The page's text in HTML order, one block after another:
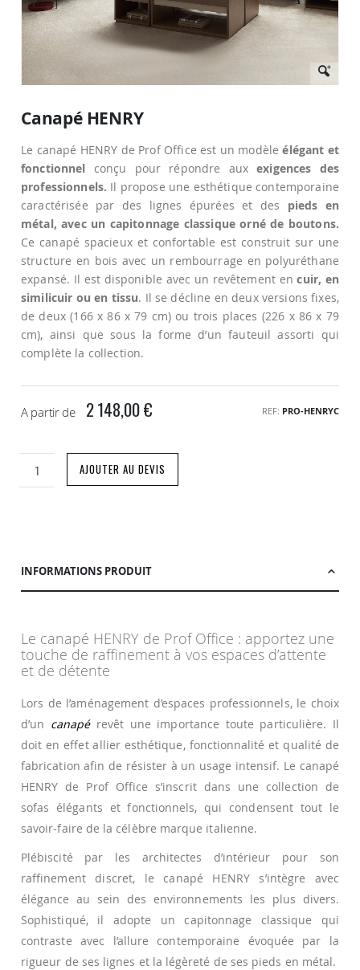
début
la
Galerie
Canapé HENRY
Le canapé HENRY de Prof Office est un modèleélégant et
fonctionnel conçu pour répondre auxexigences des
professionnels. Il propose une esthétique contemporaine
caractérisée par des lignes épurées et des pieds en
métal, avec un capitonnage classique orné de boutons.
Ce canapé spacieux et confortable est construit sur une
structure en bois avec un rembourrage en polyuréthane
expansé. Il est disponible avec un revêtement encuir, en
similicuir ou en tissu. Il se décline en deux versions fixes,
de deux (166 x 86 x 79 cm) ou trois places (226 x 86 x 79
cm), ainsi que sous la forme d’un fauteuil assorti qui
complète la collection.
A partir de 2 148,00 € REF PRO-HENRYC
AJOUTER AU DEVIS
INFORMATIONS PRODUIT
Le canapé HENRY de Prof Office : apportez une
touche de raffinement à vos espaces d’attente
et de détente
Lors de l’aménagement d’espaces professionnels, le choix
d’un canapérevêt une importance toute particulière. Il
doit en effet allier esthétique, fonctionnalité et qualité de
fabrication afin de résister à un usage intensif. Le canapé
HENRY de Prof Office s’inscrit dans une collection de
sofas élégants et fonctionnels, qui condensent tout le
savoir-faire de la célèbre marque italienne.
Plébiscité par les architectes d’intérieur pour son
raffinement discret, le canapé HENRY s’intègre avec
élégance au sein des environnements les plus divers.
Sophistiqué, il adopte un capitonnage classique qui
contraste avec l’allure contemporaine évoquée par la
rigueur de ses lignes et la légèreté de ses pieds en métal.